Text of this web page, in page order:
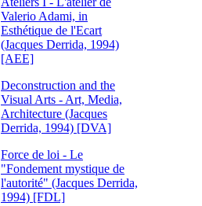
Valerio Adami, in
Esthétique de l'Ecart
(Jacques Derrida, 1994)
[AEE]
Deconstruction and the
Visual Arts - Art, Media,
Architecture (Jacques
Derrida, 1994) [DVA]
Force de loi - Le
"Fondement mystique de
l'autorité" (Jacques Derrida,
1994) [FDL]